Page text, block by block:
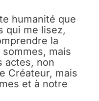
humanité que
qui me lisez,
la
mais
actes, non
Créateur, mais
et à notre